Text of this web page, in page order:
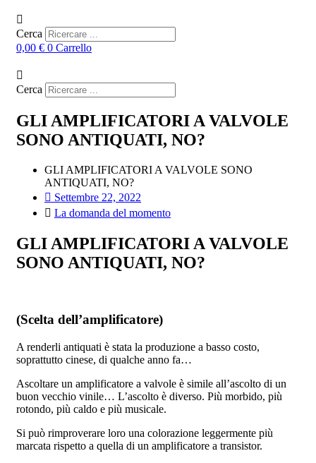
Cerca
0,00 € 0 Carrello
Cerca
GLI AMPLIFICATORI A VALVOLE
SONO ANTIQUATI, NO?
GLI AMPLIFICATORI A VALVOLE SONO
ANTIQUATI, NO?
Settembre 22, 2022
La domanda del momento
GLI AMPLIFICATORI A VALVOLE
SONO ANTIQUATI, NO?
(Scelta dell’amplificatore)
A renderli antiquati è stata la produzione a basso costo,
soprattutto cinese, di qualche anno fa…
Ascoltare un amplificatore a valvole è simile all’ascolto di un
buon vecchio vinile… L’ascolto è diverso. Più morbido, più
rotondo, più caldo e più musicale.
Si può rimproverare loro una colorazione leggermente più
marcata rispetto a quella di un amplificatore a transistor.